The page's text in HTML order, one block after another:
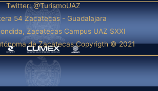
Twitter: @TurismoUAZ
54 Zacatecas - Guadalajara
Zacatecas Campus UAZ SXXI
de Zacatecas Copyrigth © 2021